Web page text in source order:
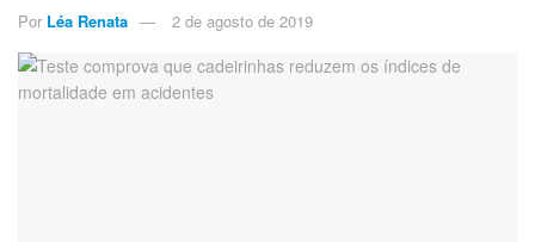
Por Léa Renata 2 de agosto de 2019